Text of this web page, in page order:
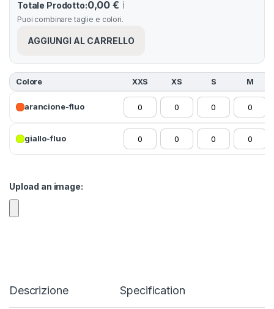
Totale Prodotto:0,00 € ℹ️
Puoi combinare taglie e colori.
AGGIUNGI AL CARRELLO
Colore XXS XS S M
arancione-fluo
giallo-fluo
Upload an image:
Descrizione Specification